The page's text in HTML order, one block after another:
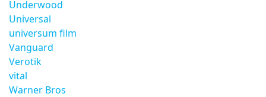
Underwood
Universal
universum film
Vanguard
Verotik
vital
Warner Bros